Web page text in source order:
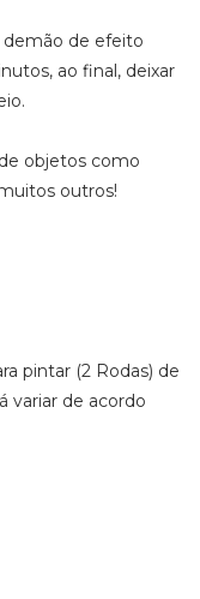
demão de efeito
ao final, deixar
objetos como
outros!
pintar (2 Rodas) de
variar de acordo